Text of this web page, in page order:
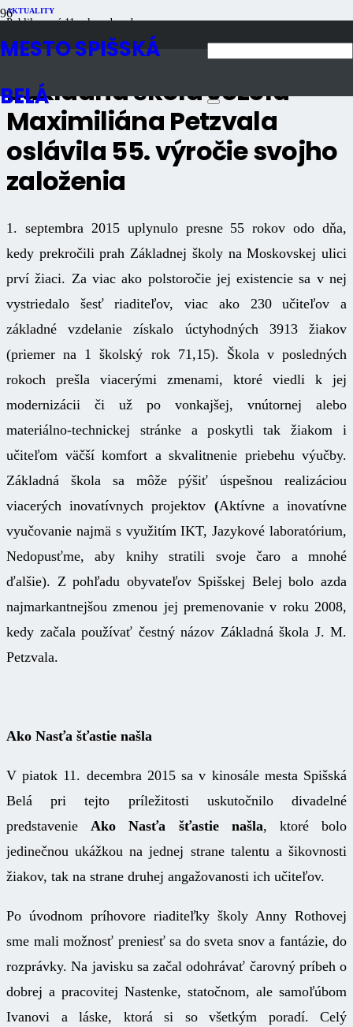
MESTO SPIŠSKÁ
BELÁ
AKTUALITY
Publikované11 rokov dozadu
Základná škola Jozefa
Maximiliána Petzvala
oslávila 55. výročie svojho
založenia
1. septembra 2015 uplynulo presne 55 rokov odo dňa,
kedy prekročili prah Základnej školy na Moskovskej ulici
prví žiaci. Za viac ako polstoročie jej existencie sa v nej
vystriedalo šesť riaditeľov, viac ako 230 učiteľov a
základné vzdelanie získalo úctyhodných 3913 žiakov
(priemer na 1 školský rok 71,15). Škola v posledných
rokoch prešla viacerými zmenami, ktoré viedli k jej
modernizácii či už po vonkajšej, vnútornej alebo
materiálno-technickej stránke a poskytli tak žiakom i
učiteľom väčší komfort a skvalitnenie priebehu výučby.
Základná škola sa môže pýšiť úspešnou realizáciou
viacerých inovatívnych projektov (Aktívne a inovatívne
vyučovanie najmä s využitím IKT, Jazykové laboratórium,
Nedopusťme, aby knihy stratili svoje čaro a mnohé
ďalšie). Z pohľadu obyvateľov Spišskej Belej bolo azda
najmarkantnejšou zmenou jej premenovanie v roku 2008,
kedy začala používať čestný názov Základná škola J. M.
Petzvala.
Ako Nasťa šťastie našla
V piatok 11. decembra 2015 sa v kinosále mesta Spišská
Belá pri tejto príležitosti uskutočnilo divadelné
predstavenie Ako Nasťa šťastie našla, ktoré bolo
jedinečnou ukážkou na jednej strane talentu a šikovnosti
žiakov, tak na strane druhej angažovanosti ich učiteľov.
Po úvodnom príhovore riaditeľky školy Anny Rothovej
sme mali možnosť preniesť sa do sveta snov a fantázie, do
rozprávky. Na javisku sa začal odohrávať čarovný príbeh o
dobrej a pracovitej Nastenke, statočnom, ale samoľúbom
Ivanovi a láske, ktorá si so všetkým poradí. Celý